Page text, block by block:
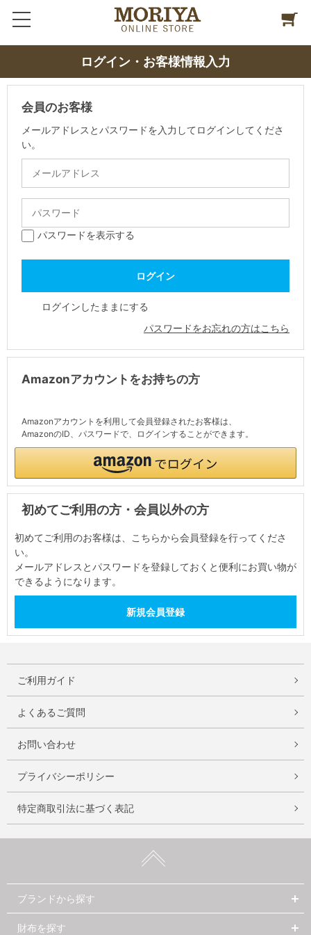
ログイン・お客様情報入力
会員のお客様
メールアドレスとパスワードを入力してログインしてくださ
い。
パスワードを表示する
ログインしたままにする
パスワードをお忘れの方はこちら
Amazonアカウントをお持ちの方
Amazonアカウントを利用して会員登録されたお客様は、
AmazonのID、パスワードで、ログインすることができます。
初めてご利用の方・会員以外の方
初めてご利用のお客様は、こちらから会員登録を行ってくださ
い。
メールアドレスとパスワードを登録しておくと便利にお買い物が
できるようになります。
ご利用ガイド
よくあるご質問
お問い合わせ
プライバシーポリシー
特定商取引法に基づく表記
ブランドから探す
財布を探す